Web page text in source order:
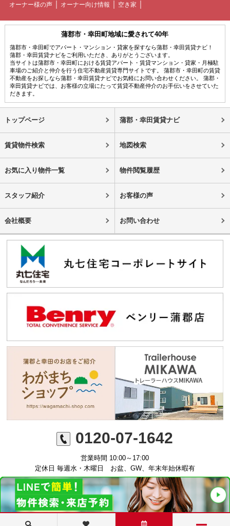
オーナー様の声 オーナー向け情報 空き家
蒲郡市・幸田町地域に愛されて40年
蒲郡市・幸田町でアパート・マンション・貸家を探すなら蒲郡・幸田賃貸ナビ！
蒲郡・幸田賃貸ナビをご利用いただき、ありがとうございます。
当サイトは蒲郡市・幸田町における賃貸アパート・賃貸マンション・貸家・月極駐
車場のご紹介と仲介を行う住宅不動産賃貸専門サイトです。 蒲郡市・幸田町の賃貸
不動産をお探しなら蒲郡・幸田賃貸ナビでお気軽にお問い合わせください。 蒲郡・
幸田賃貸ナビでは、お客様の立場にたって賃貸不動産仲介のお手伝いをさせていた
だきます。
トップページ 蒲郡・幸田賃貸ナビ
賃貸物件検索 地図検索
お気に入り物件一覧 物件閲覧履歴
スタッフ紹介 お客様の声
会社概要 お問い合わせ
0120-07-1642
営業時間 10:00～17:00
定休日 毎週水・木曜日 お盆、GW、年末年始休暇有
©ミニミニFC蒲郡店 丸七住宅株式会社